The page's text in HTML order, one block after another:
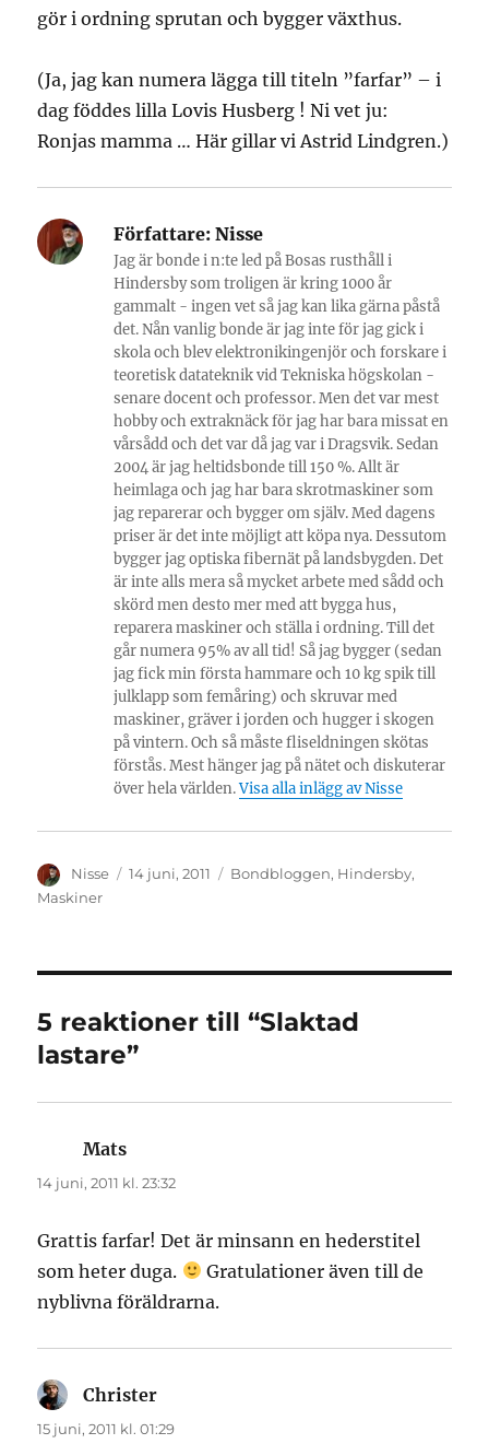
gör i ordning sprutan och bygger växthus.
(Ja, jag kan numera lägga till titeln ”farfar” – i
dag föddes lilla Lovis Husberg ! Ni vet ju:
Ronjas mamma … Här gillar vi Astrid Lindgren.)
Författare: Nisse
Jag är bonde i n:te led på Bosas rusthåll i
Hindersby som troligen är kring 1000 år
gammalt - ingen vet så jag kan lika gärna påstå
det. Nån vanlig bonde är jag inte för jag gick i
skola och blev elektronikingenjör och forskare i
teoretisk datateknik vid Tekniska högskolan -
senare docent och professor. Men det var mest
hobby och extraknäck för jag har bara missat en
vårsådd och det var då jag var i Dragsvik. Sedan
2004 är jag heltidsbonde till 150 %. Allt är
heimlaga och jag har bara skrotmaskiner som
jag reparerar och bygger om själv. Med dagens
priser är det inte möjligt att köpa nya. Dessutom
bygger jag optiska fibernät på landsbygden. Det
är inte alls mera så mycket arbete med sådd och
skörd men desto mer med att bygga hus,
reparera maskiner och ställa i ordning. Till det
går numera 95% av all tid! Så jag bygger (sedan
jag fick min första hammare och 10 kg spik till
julklapp som femåring) och skruvar med
maskiner, gräver i jorden och hugger i skogen
på vintern. Och så måste fliseldningen skötas
förstås. Mest hänger jag på nätet och diskuterar
över hela världen.Visa alla inlägg av Nisse
Författare
Nisse
Publicerat
14 juni, 2011 Kategorier
Bondbloggen, Hindersby,
Maskiner
5 reaktioner till “Slaktad
lastare”
Mats
14 juni, 2011 kl. 23:32
Grattis farfar! Det är minsann en hederstitel
som heter duga.
Gratulationer även till de
nyblivna föräldrarna.
Christer
15 juni, 2011 kl. 01:29